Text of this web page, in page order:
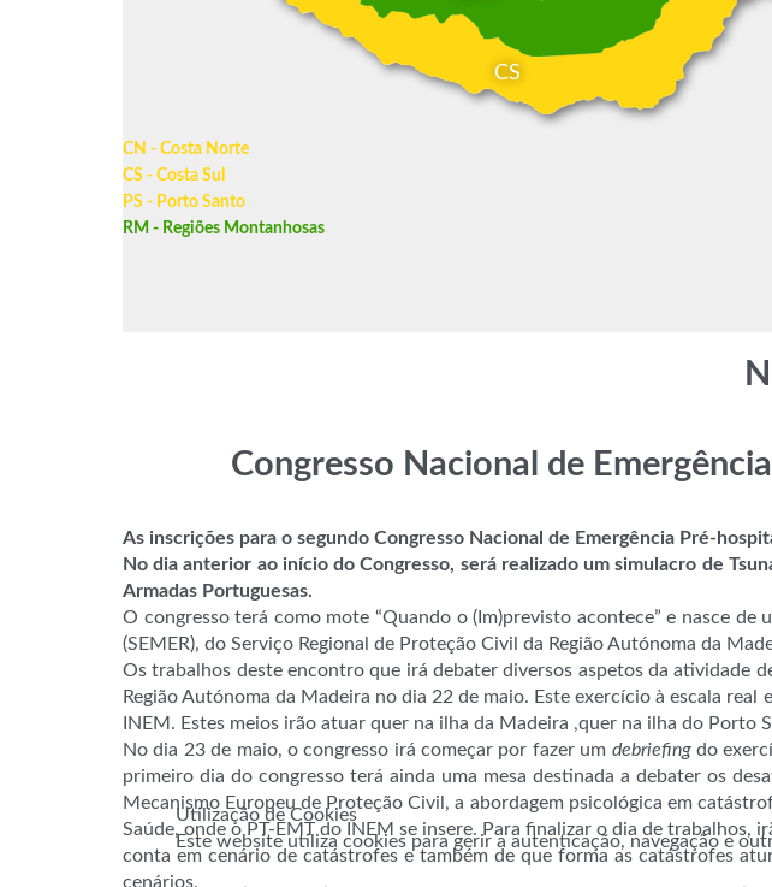
CS
CN - Costa Norte
CS - Costa Sul
PS - Porto Santo
RM - Regiões Montanhosas
Congresso Nacional de
As inscrições para o segundo Congresso Nacional de Emergência Pré-
No dia anterior ao início do Congresso, será realizado um simulacro de
Armadas Portuguesas.
O congresso terá como mote “Quando o (Im)previsto acontece” e nasce
(SEMER), do Serviço Regional de Proteção Civil da Região Autónoma da
Os trabalhos deste encontro que irá debater diversos aspetos da atividade
Região Autónoma da Madeira no dia 22 de maio. Este exercício à escala
INEM. Estes meios irão atuar quer na ilha da Madeira ,quer na ilha do Porto
No dia 23 de maio, o congresso irá começar por fazer um debriefingdo
primeiro dia do congresso terá ainda uma mesa destinada a debater os
Mecanismo Europeu de Proteção Civil, a abordagem psicológica em
Saúde, onde o PT-EMT do INEM se insere. Para finalizar o dia de
conta em cenário de catástrofes e também de que forma as catástrofes
cenários.
Utilização de Cookies
Este website utiliza cookies para gerir a autenticação, navegação e